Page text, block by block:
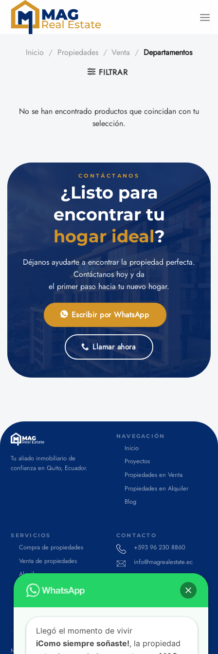
Saltar
contenido
Inicio / Propiedades / Venta / Departamentos
FILTRAR
No se han encontrado productos que coincidan con tu
selección.
CONTÁCTANOS
¿Listo para
encontrar tu
hogar ideal?
Déjanos ayudarte a encontrar la propiedad perfecta.
Contáctanos hoy y da
el primer paso hacia tu nuevo hogar.
Escribir por WhatsApp
Llamar ahora
Tu aliado inmobiliario de
confianza en Quito, Ecuador.
NAVEGACIÓN
Inicio
Proyectos
Propiedades en Venta
Propiedades en Alquiler
Blog
SERVICIOS
Compra de propiedades
Venta de propiedades
Alquiler
Asesoría inmobiliaria
CONTACTO
+593 96 230 8860
info@magrealestate.ec
Av. Naciones Unidas & Av.
Río Amazonas, 170135
MAG Real Estate 2026 © – All rights reserved. Powered by
Llegó el momento de vivir
iComo siempre soñaste!, la propiedad